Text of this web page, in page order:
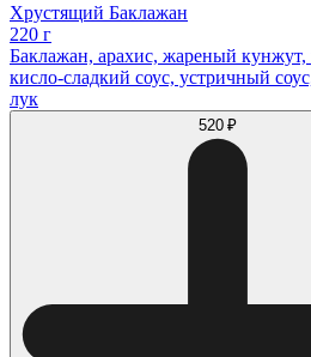
Хрустящий Баклажан
220 г
Баклажан, арахис, жареный кунжут,
кисло-сладкий соус, устричный
лук
520 ₽